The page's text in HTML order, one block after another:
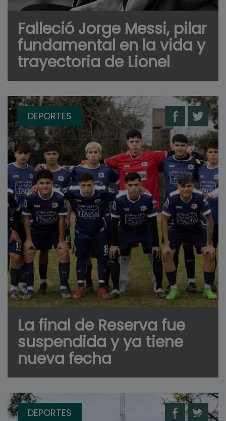
Falleció Jorge Messi, pilar
fundamental en la vida y
trayectoria de Lionel
DEPORTES
La final de Reserva fue
suspendida y ya tiene
nueva fecha
DEPORTES